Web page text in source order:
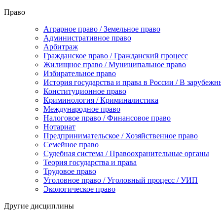
Право
Аграрное право / Земельное право
Административное право
Арбитраж
Гражданское право / Гражданский процесс
Жилищное право / Муниципальное право
Избирательное право
История государства и права в России / В
Конституционное право
Криминология / Криминалистика
Международное право
Налоговое право / Финансовое право
Нотариат
Предпринимательское / Хозяйственное право
Семейное право
Судебная система / Правоохранительные органы
Теория государства и права
Трудовое право
Уголовное право / Уголовный процесс / УИП
Экологическое право
Другие дисциплины